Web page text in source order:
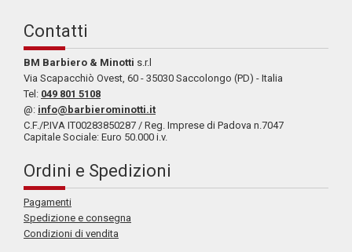
Contatti
BM Barbiero & Minotti s.r.l
Via Scapacchiò Ovest, 60 - 35030 Saccolongo (PD) - Italia
Tel: 049 801 5108
@: info@barbierominotti.it
C.F./P.IVA IT00283850287 / Reg. Imprese di Padova n.7047
Capitale Sociale: Euro 50.000 i.v.
Ordini e Spedizioni
Pagamenti
Spedizione e consegna
Condizioni di vendita